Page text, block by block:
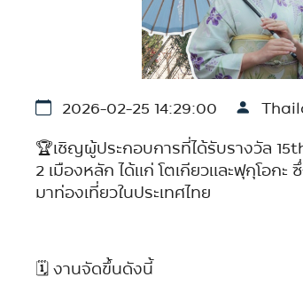
2026-02-25 14:29:00
🏆เชิญผู้ประกอบการที่ได้รับรางวัล
2 เมืองหลัก ได้แก่ โตเกียวและฟุกุโอ
มาท่องเที่ยวในประเทศไทย
🗓️ งานจัดขึ้นดังนี้